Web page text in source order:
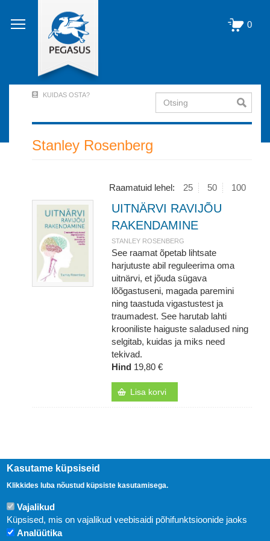
edasi
põhisisu
0
Account
Menu
KUIDAS OSTA? Otsing
Stanley Rosenberg
Raamatuid lehel: 25 50 100
UITNÄRVI RAVIJÕU
RAKENDAMINE
STANLEY ROSENBERG
See raamat õpetab lihtsate
harjutuste abil reguleerima oma
uitnärvi, et jõuda sügava
lõõgastuseni, magada paremini
ning taastuda vigastustest ja
traumadest. See harutab lahti
krooniliste haiguste saladused ning
selgitab, kuidas ja miks need
tekivad.
Hind 19,80 €
Lisa korvi
Kasutame küpsiseid
Klikkides luba nõustud küpsiste kasutamisega.
Vajalikud
Küpsised, mis on vajalikud veebisaidi põhifunktsioonide jaoks
Analüütika